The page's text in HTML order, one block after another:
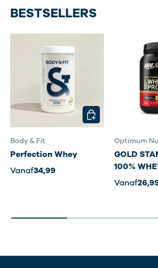
BESTSELLERS
Body & Fit
Perfection Whey
Vanaf34,99
KIES
Optimum
GOLD
100%
Vanaf